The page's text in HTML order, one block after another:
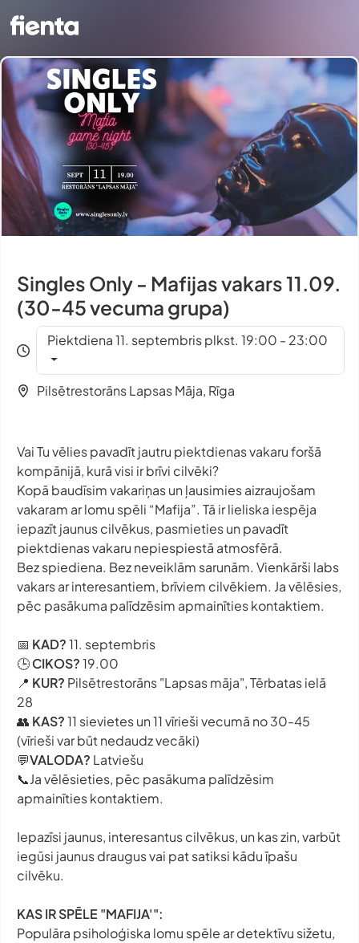
Singles Only - Mafijas vakars 11.09.
(30-45 vecuma grupa)
Piektdiena 11. septembris plkst. 19:00 - 23:00
Pilsētrestorāns Lapsas Māja, Rīga
Vai Tu vēlies pavadīt jautru piektdienas vakaru foršā
kompānijā, kurā visi ir brīvi cilvēki?
Kopā baudīsim vakariņas un ļausimies aizraujošam
vakaram ar lomu spēli “Mafija”. Tā ir lieliska iespēja
iepazīt jaunus cilvēkus, pasmieties un pavadīt
piektdienas vakaru nepiespiestā atmosfērā.
Bez spiediena. Bez neveiklām sarunām. Vienkārši labs
vakars ar interesantiem, brīviem cilvēkiem. Ja vēlēsies,
pēc pasākuma palīdzēsim apmainīties kontaktiem.
📅 KAD?11. septembris
🕒CIKOS?19.00
📍 KUR? Pilsētrestorāns "Lapsas māja", Tērbatas ielā
28
👥 KAS?11 sievietes un 11 vīrieši vecumā no 30-45
(vīrieši var būt nedaudz vecāki)
💬VALODA? Latviešu
📞Ja vēlēsieties, pēc pasākuma palīdzēsim
apmainīties kontaktiem.
Iepazīsi jaunus, interesantus cilvēkus, un kas zin, varbūt
iegūsi jaunus draugus vai pat satiksi kādu īpašu
cilvēku.
KAS IR SPĒLE "MAFIJA'":
Populāra psiholoģiska lomu spēle ar detektīvu sižetu,